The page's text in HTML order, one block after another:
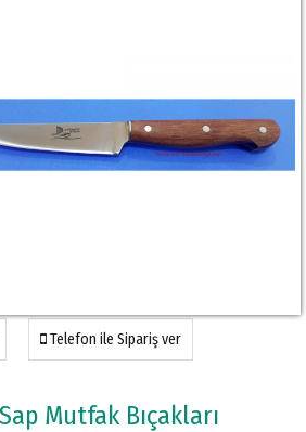
Telefon ile Sipariş ver
Mutfak Bıçakları